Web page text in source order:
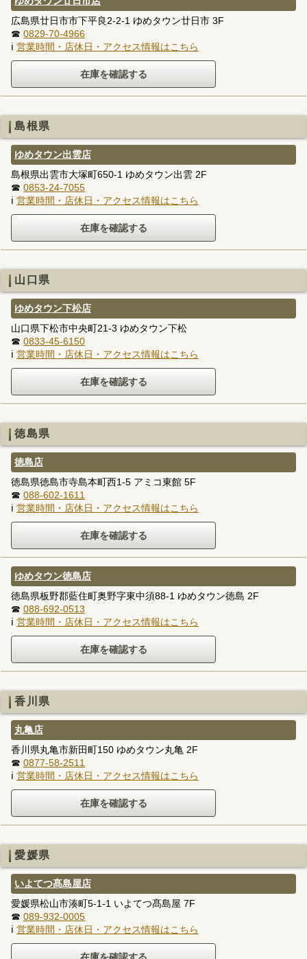
広島県廿日市市下平良2-2-1 ゆめタウン廿日市 3F
☎ 0829-70-4966
ℹ 営業時間・店休日・アクセス情報はこちら
島根県
ゆめタウン出雲店
島根県出雲市大塚町650-1 ゆめタウン出雲 2F
☎ 0853-24-7055
ℹ 営業時間・店休日・アクセス情報はこちら
山口県
ゆめタウン下松店
山口県下松市中央町21-3 ゆめタウン下松
☎ 0833-45-6150
ℹ 営業時間・店休日・アクセス情報はこちら
徳島県
徳島店
徳島県徳島市寺島本町西1-5 アミコ東館 5F
☎ 088-602-1611
ℹ 営業時間・店休日・アクセス情報はこちら
ゆめタウン徳島店
徳島県板野郡藍住町奥野字東中須88-1 ゆめタウン徳島 2F
☎ 088-692-0513
ℹ 営業時間・店休日・アクセス情報はこちら
香川県
丸亀店
香川県丸亀市新田町150 ゆめタウン丸亀 2F
☎ 0877-58-2511
ℹ 営業時間・店休日・アクセス情報はこちら
愛媛県
いよてつ髙島屋店
愛媛県松山市湊町5-1-1 いよてつ髙島屋 7F
☎ 089-932-0005
ℹ 営業時間・店休日・アクセス情報はこちら